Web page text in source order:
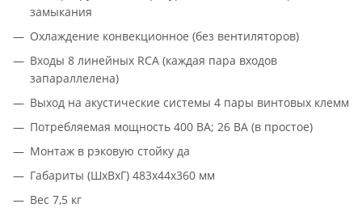
замыкания
Охлаждение конвекционное (без вентиляторов)
Входы 8 линейных RCA (каждая пара входов
запараллелена)
Выход на акустические системы 4 пары винтовых клемм
Потребляемая мощность 400 ВА; 26 ВА (в простое)
Монтаж в рэковую стойку да
Габариты (ШхВхГ) 483x44x360 мм
Вес 7,5 кг